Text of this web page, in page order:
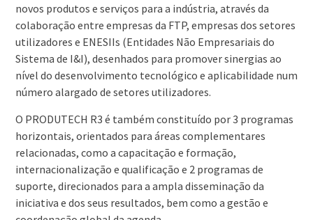
novos produtos e serviços para a indústria, através da
colaboração entre empresas da FTP, empresas dos setores
utilizadores e ENESIIs (Entidades Não Empresariais do
Sistema de I&I), desenhados para promover sinergias ao
nível do desenvolvimento tecnológico e aplicabilidade num
número alargado de setores utilizadores.
O PRODUTECH R3 é também constituído por 3 programas
horizontais, orientados para áreas complementares
relacionadas, como a capacitação e formação,
internacionalização e qualificação e 2 programas de
suporte, direcionados para a ampla disseminação da
iniciativa e dos seus resultados, bem como a gestão e